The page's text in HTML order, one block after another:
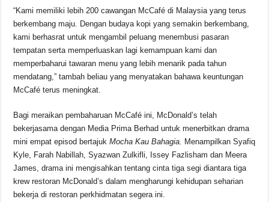
“Kami memiliki lebih 200 cawangan McCafé di Malaysia yang terus
berkembang maju. Dengan budaya kopi yang semakin berkembang,
kami berhasrat untuk mengambil peluang menembusi pasaran
tempatan serta memperluaskan lagi kemampuan kami dan
memperbaharui tawaran menu yang lebih menarik pada tahun
mendatang,” tambah beliau yang menyatakan bahawa keuntungan
McCafé terus meningkat.
Bagi meraikan pembaharuan McCafé ini, McDonald’s telah
bekerjasama dengan Media Prima Berhad untuk menerbitkan drama
mini empat episod bertajukMocha Kau Bahagia.
Menampilkan Syafiq
Kyle, Farah Nabillah, Syazwan Zulkifli, Issey Fazlisham dan Meera
James, drama ini mengisahkan tentang cinta tiga segi diantara tiga
krew restoran McDonald’s dalam mengharungi kehidupan seharian
bekerja di restoran perkhidmatan segera ini.